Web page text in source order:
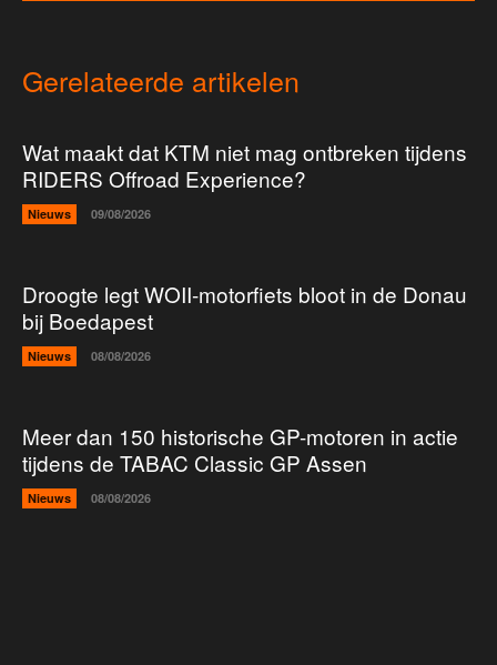
Gerelateerde artikelen
Wat maakt dat KTM niet mag ontbreken tijdens
RIDERS Offroad Experience?
Nieuws 09/08/2026
Droogte legt WOII-motorfiets bloot in de Donau
bij Boedapest
Nieuws 08/08/2026
Meer dan 150 historische GP-motoren in actie
tijdens de TABAC Classic GP Assen
Nieuws 08/08/2026